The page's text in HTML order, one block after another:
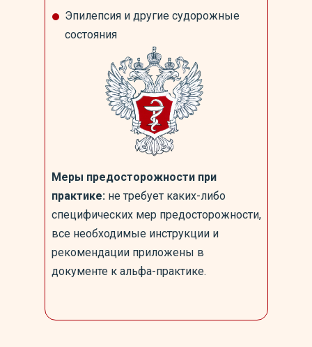
Меры предосторожности при
практике: не требует каких-либо
специфических мер предосторожности,
все необходимые инструкции и
рекомендации приложены в
документе к альфа-практике.
Эпилепсия и другие судорожные
состояния